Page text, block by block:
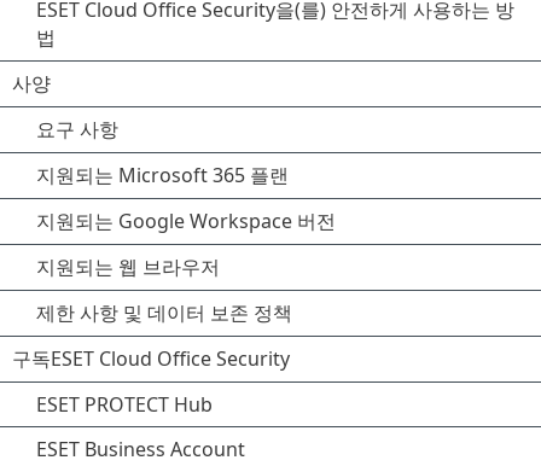
ESET Cloud Office Security을(를) 안전하게 사용하는 방
법
사양
요구 사항
지원되는 Microsoft 365 플랜
지원되는 Google Workspace 버전
지원되는 웹 브라우저
제한 사항 및 데이터 보존 정책
구독ESET Cloud Office Security
ESET PROTECT Hub
ESET Business Account